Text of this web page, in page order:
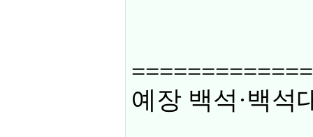
예장 백석·백석